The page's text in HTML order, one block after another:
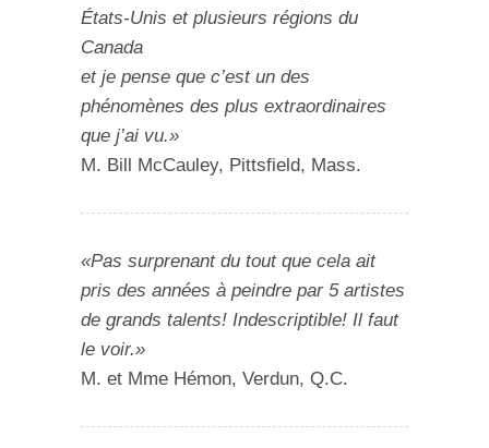
États-Unis et plusieurs régions du
Canada
et je pense que c’est un des
phénomènes des plus extraordinaires
que j’ai vu.»
M. Bill McCauley, Pittsfield, Mass.
«Pas surprenant du tout que cela ait
pris des années à peindre par 5 artistes
de grands talents! Indescriptible! Il faut
le voir.»
M. et Mme Hémon, Verdun, Q.C.